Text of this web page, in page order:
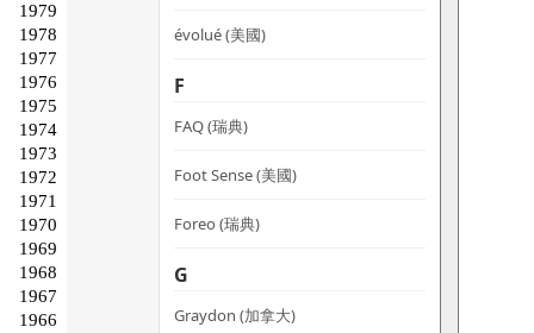
évolué (美國)
F
FAQ (瑞典)
Foot Sense (美國)
Foreo (瑞典)
G
Graydon (加拿大)